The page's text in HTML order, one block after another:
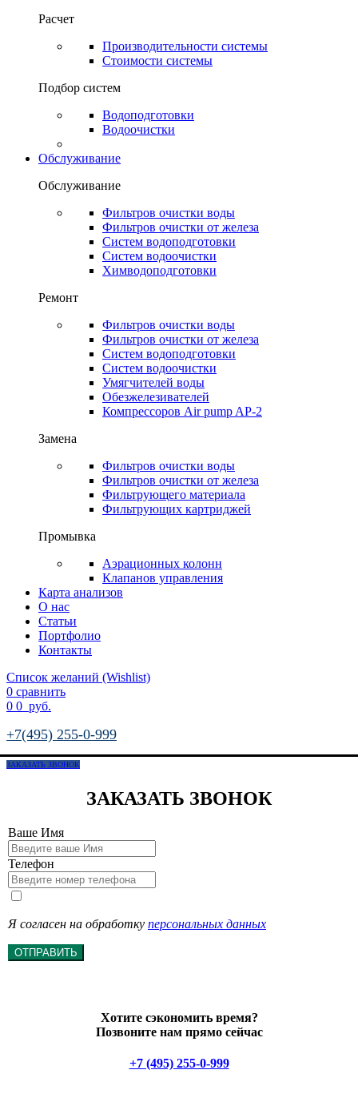
Расчет
Производительности системы
Стоимости системы
Подбор систем
Водоподготовки
Водоочистки
Обслуживание
Обслуживание
Фильтров очистки воды
Фильтров очистки от железа
Систем водоподготовки
Систем водоочистки
Химводоподготовки
Ремонт
Фильтров очистки воды
Фильтров очистки от железа
Систем водоподготовки
Систем водоочистки
Умягчителей воды
Обезжелезивателей
Компрессоров Air pump AP-2
Замена
Фильтров очистки воды
Фильтров очистки от железа
Фильтрующего материала
Фильтрующих картриджей
Промывка
Аэрационных колонн
Клапанов управления
Карта анализов
О нас
Статьи
Портфолио
Контакты
Список желаний (Wishlist)
0 сравнить
0 0 руб.
+7(495) 255-0-999
ЗАКАЗАТЬ ЗВОНОК
ЗАКАЗАТЬ ЗВОНОК
Ваше Имя
Телефон
Я согласен на обработку персональных данных
ОТПРАВИТЬ
Хотите сэкономить время?
Позвоните нам прямо сейчас
+7 (495) 255-0-999